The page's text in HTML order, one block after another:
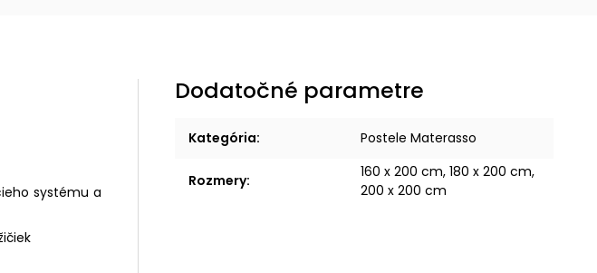
systému a
Dodatočné parametre
Kategória: Postele Materasso
Rozmery:
160 x 200 cm, 180 x 200 cm,
200 x 200 cm